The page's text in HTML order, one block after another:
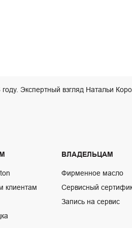
Экспертный взгляд Натальи
клиентам
ВЛАДЕЛЬЦАМ
Фирменное масло
Сервисный
Запись на сервис